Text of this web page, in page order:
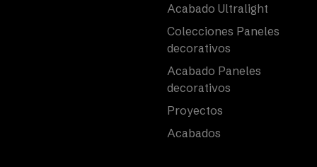
Acabado Ultralight
Colecciones Paneles
decorativos
Acabado Paneles
decorativos
Proyectos
Acabados